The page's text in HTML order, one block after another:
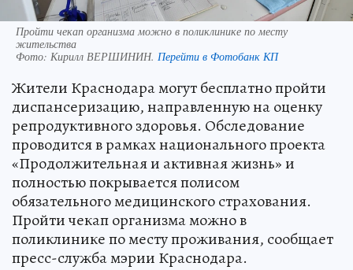
Пройти чекап организма можно в поликлинике по месту
жительства
Фото: Кирилл ВЕРШИНИН. Перейти в Фотобанк КП
Жители Краснодара могут бесплатно пройти
диспансеризацию, направленную на оценку
репродуктивного здоровья. Обследование
проводится в рамках национального проекта
«Продолжительная и активная жизнь» и
полностью покрывается полисом
обязательного медицинского страхования.
Пройти чекап организма можно в
поликлинике по месту проживания, сообщает
пресс-служба мэрии Краснодара.